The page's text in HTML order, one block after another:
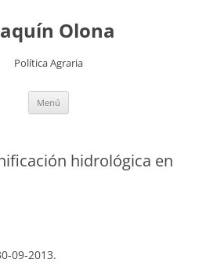
Olona
Política Agraria
Menú
hidrológica en
09-2013.